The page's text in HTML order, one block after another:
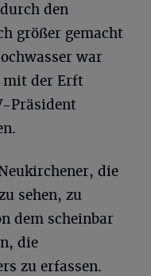
den
größer gemacht
war
mit der Erft
Präsident
die
sehen, zu
dem scheinbar
die
zu erfassen.